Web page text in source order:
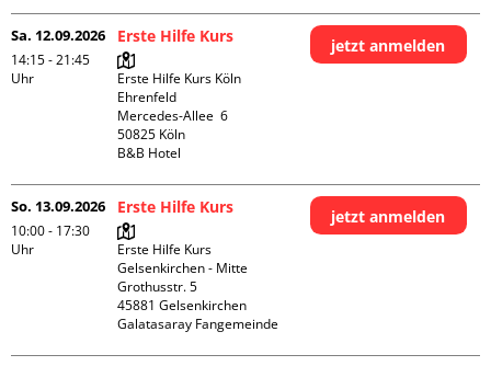
Sa. 12.09.2026
14:15 - 21:45
Uhr
Erste Hilfe Kurs
Erste Hilfe Kurs Köln
Ehrenfeld
Mercedes-Allee  6
50825 Köln
B&B Hotel
jetzt anmelden
So. 13.09.2026
10:00 - 17:30
Uhr
Erste Hilfe Kurs
Erste Hilfe Kurs
Gelsenkirchen - Mitte
Grothusstr. 5
45881 Gelsenkirchen
Galatasaray Fangemeinde
jetzt anmelden